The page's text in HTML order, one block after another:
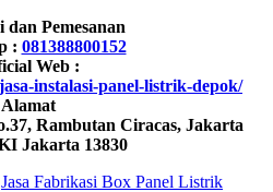
dan Pemesanan
: 081388800152
Web :
instalasi-panel-listrik-depok/
Alamat
Rambutan Ciracas, Jakarta
Jakarta 13830
Jasa Fabrikasi Box Panel Listrik